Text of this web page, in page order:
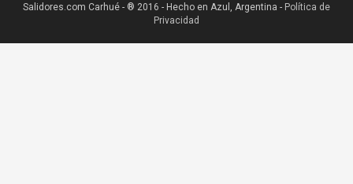
Salidores.com Carhué - ® 2016 - Hecho en Azul, Argentina - Política de
Privacidad